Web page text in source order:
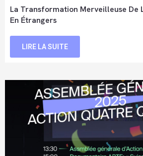
La Transformation Merveilleuse De
En Étrangers
LIRE LA SUITE